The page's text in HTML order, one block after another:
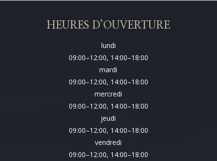
HEURES D’OUVERTURE
lundi
09:00–12:00, 14:00–18:00
mardi
09:00–12:00, 14:00–18:00
mercredi
09:00–12:00, 14:00–18:00
jeudi
09:00–12:00, 14:00–18:00
vendredi
09:00–12:00, 14:00–18:00